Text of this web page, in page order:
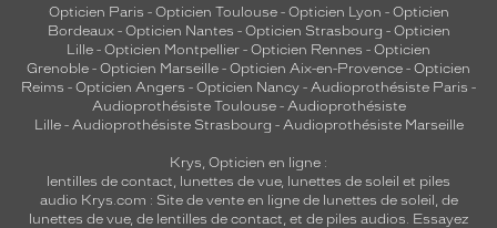
Opticien Paris - Opticien Toulouse- Opticien Lyon - Opticien
Bordeaux- Opticien Nantes - Opticien Strasbourg - Opticien
Lille - Opticien Montpellier - Opticien Rennes - Opticien
Grenoble - Opticien Marseille - Opticien Aix-en-Provence - Opticien
Reims - Opticien Angers - Opticien Nancy - Audioprothésiste Paris -
Audioprothésiste Toulouse- Audioprothésiste
Lille- Audioprothésiste Strasbourg - Audioprothésiste Marseille
Krys, Opticien en ligne :
lentilles de contact, lunettes de vue, lunettes de soleil et piles
audio Krys.com : Site de vente en ligne de lunettes de soleil, de
lunettes de vue, de lentilles de contact, et de piles audios. Essayez